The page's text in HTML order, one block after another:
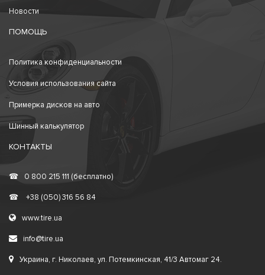
Новости
ПОМОЩЬ
Политика конфиденциальности
Условия использования сайта
Примерка дисков на авто
Шинный калькулятор
КОНТАКТЫ
☎ 0 800 215 111 (бесплатно)
☎ +38 (050) 316 56 84
www.tire.ua
info@tire.ua
Украина, г. Николаев, ул. Потемкинская, 41/3 Автомаг 24.